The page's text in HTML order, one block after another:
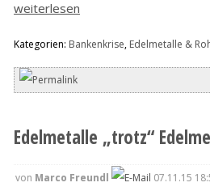
weiterlesen
Kategorien: Bankenkrise, Edelmetalle &
Edelmetalle „trotz“
von Marco Freundl 07.11.15